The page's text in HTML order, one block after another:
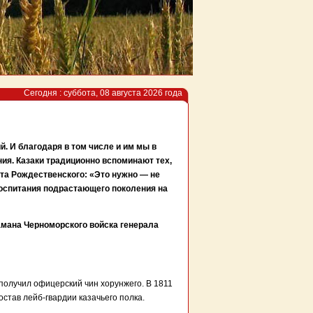
Сегодня : суббота, 08 августа 2026 года
И благодаря в том числе и им мы в
Казаки традиционно вспоминают тех,
Рождественского: «Это нужно — не
подрастающего поколения на
Черноморского войска генерала
офицерский чин хорунжего. В 1811
лейб-гвардии казачьего полка.